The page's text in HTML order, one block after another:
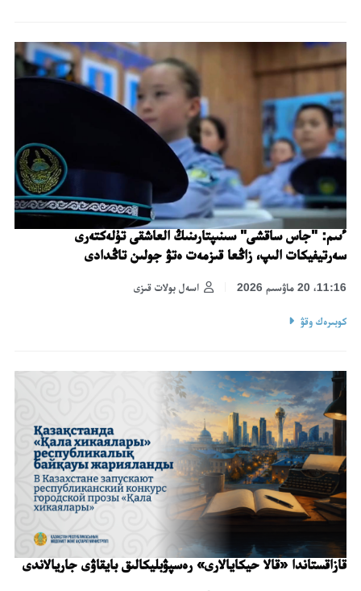
ءىىم: "جاس ساقشى" سىنىپتارىنىڭ العاشقى تۇلەكتەرى
سەرتيفيكات الىپ، زاڭعا قىزمەت ەتۋ جولىن تاڭدادى
اسەل بولات قىزى 11:16، 20 ماۋسىم 2026
كوبىرەك وقۋ
قازاقستاندا «قالا حيكايالارى» رەسپۋبليكالىق بايقاۋى جاريالاندى